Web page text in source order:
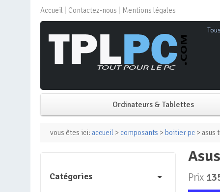
Accueil Contactez-nous Mentions légales
Ordinateurs & Tablettes
PC de bureau
Mini PC
vous êtes ici: accueil > composants > boitier pc > asus
Prix
Catégories